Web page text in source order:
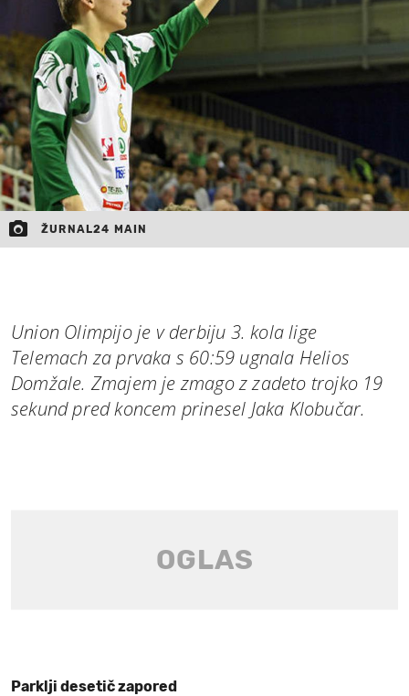
MOJ
ŽURNAL24 MAIN
Union Olimpijo je v derbiju 3. kola lige
Telemach za prvaka s 60:59 ugnala Helios
Domžale. Zmajem je zmago z zadeto trojko 19
sekund pred koncem prinesel Jaka Klobučar.
Parklji desetič zapored